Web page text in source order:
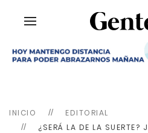
INICIO
EDITORIAL
¿SERÁ LA DE LA SUERTE?